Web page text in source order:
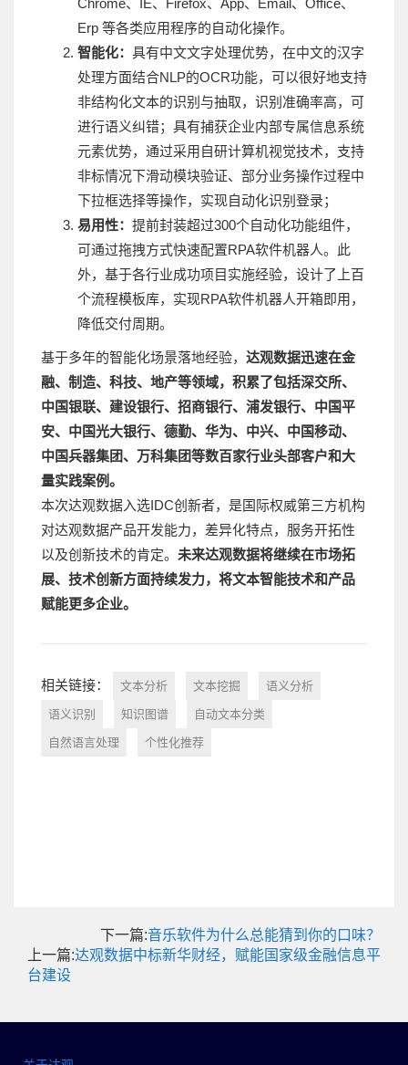
Erp 等各类应用程序的自动化操作。
智能化： 具有中文文字处理优势，在中文的汉字
处理方面结合NLP的OCR功能，可以很好地支持
非结构化文本的识别与抽取，识别准确率高，可
进行语义纠错；具有捕获企业内部专属信息系统
元素优势，通过采用自研计算机视觉技术，支持
非标情况下滑动模块验证、部分业务操作过程中
下拉框选择等操作，实现自动化识别登录；
易用性： 提前封装超过300个自动化功能组件，
可通过拖拽方式快速配置RPA软件机器人。此
外，基于各行业成功项目实施经验，设计了上百
个流程模板库，实现RPA软件机器人开箱即用，
降低交付周期。
基于多年的智能化场景落地经验， 达观数据迅速在金
融、制造、科技、地产等领域，积累了包括深交所、
中国银联、建设银行、招商银行、浦发银行、中国平
安、中国光大银行、德勤、华为、中兴、中国移动、
中国兵器集团、万科集团等数百家行业头部客户和大
量实践案例。
本次达观数据入选IDC创新者，是国际权威第三方机构
对达观数据产品开发能力，差异化特点，服务开拓性
以及创新技术的肯定。 未来达观数据将继续在市场拓
展、技术创新方面持续发力，将文本智能技术和产品
赋能更多企业。
相关链接： 文本分析 文本挖掘 语义分析
语义识别 知识图谱 自动文本分类
自然语言处理 个性化推荐
下一篇:音乐软件为什么总能猜到你的口味？
上一篇:达观数据中标新华财经，赋能国家级金融信息平
台建设